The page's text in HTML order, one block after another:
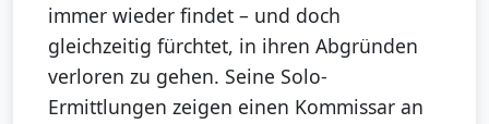
immer wieder findet – und doch
gleichzeitig fürchtet, in ihren Abgründen
verloren zu gehen. Seine Solo-
Ermittlungen zeigen einen Kommissar an